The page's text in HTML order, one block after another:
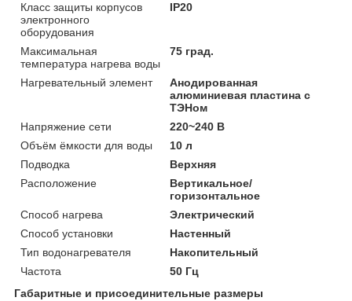
Класс защиты корпусов
электронного
оборудования
IP20
Максимальная
температура нагрева воды
75 град.
Нагревательный элемент
Анодированная
алюминиевая пластина с
ТЭНом
Напряжение сети
220~240 В
Объём ёмкости для воды
10 л
Подводка
Верхняя
Расположение
Вертикальное/
горизонтальное
Способ нагрева
Электрический
Способ установки
Настенный
Тип водонагревателя
Накопительный
Частота
50 Гц
Габаритные и присоединительные размеры